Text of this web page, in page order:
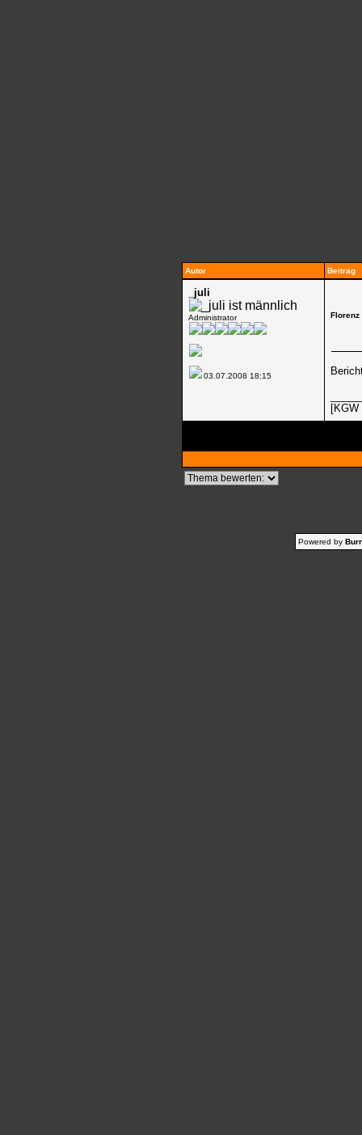
Autor Beitrag
_juli
Administrator
03.07.2008 18:15
Florenz
[KGW
Powered by